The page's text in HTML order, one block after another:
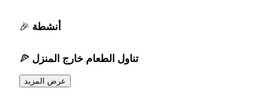
أنشطة
تناول الطعام خارج المنزل
عرض المزيد